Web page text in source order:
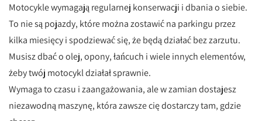
Motocykle wymagają regularnej konserwacji i dbania o siebie.
To nie są pojazdy, które można zostawić na parkingu przez
kilka miesięcy i spodziewać się, że będą działać bez zarzutu.
Musisz dbać o olej, opony, łańcuch i wiele innych elementów,
żeby twój motocykl działał sprawnie.
Wymaga to czasu i zaangażowania, ale w zamian dostajesz
niezawodną maszynę, która zawsze cię dostarczy tam, gdzie